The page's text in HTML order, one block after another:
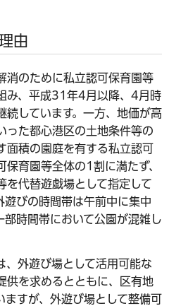
由
のために私立認可保育園等
み、平成31年4月以降、4月時
続しています。一方、地価が高
った都心港区の土地条件等の
積の園庭を有する私立認可
育園等全体の1割に満たず、
を代替遊戯場として指定して
遊びの時間帯は午前中に集中
部時間帯において公園が混雑し
外遊び場として活用可能な
供を求めるとともに、区有地
すが、外遊び場として整備可